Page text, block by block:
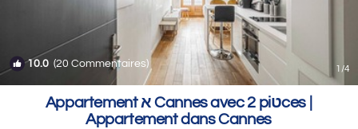
10.0 (20 Commentaires) 1/4
Appartement א Cannes avec 2 piטces |
Appartement dans Cannes